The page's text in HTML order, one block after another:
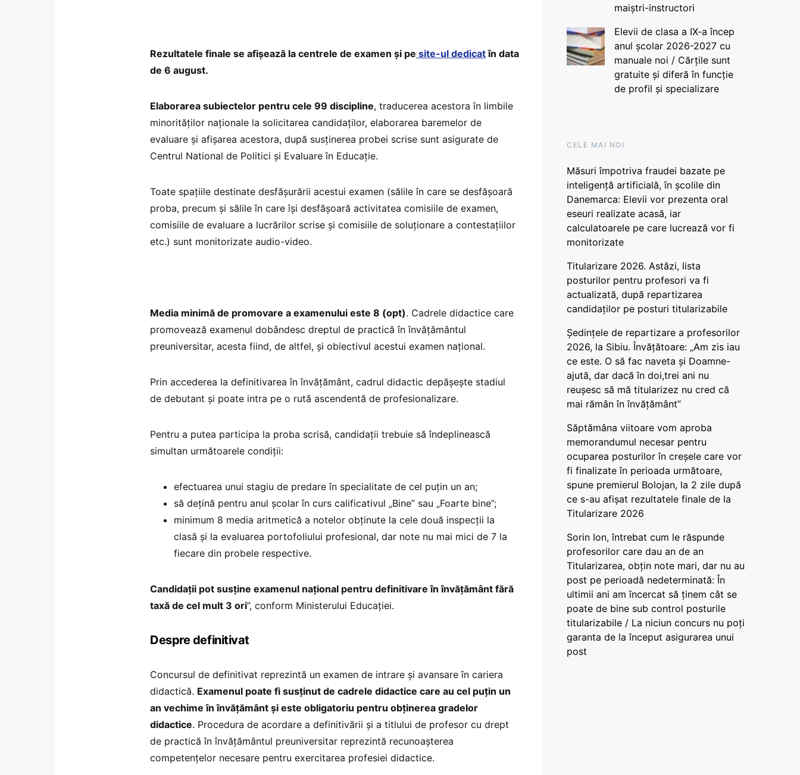
Rezultatele finale se afișează la centrele de examen și pe site-ul dedicatîn data
de 6 august.
Elaborarea subiectelor pentru cele 99 discipline, traducerea acestora în limbile
minorităților naționale la solicitarea candidaților, elaborarea baremelor de
evaluare și afișarea acestora, după susținerea probei scrise sunt asigurate de
Centrul National de Politici și Evaluare în Educație.
Toate spațiile destinate desfășurării acestui examen (sălile în care se desfășoară
proba, precum și sălile în care își desfășoară activitatea comisiile de examen,
comisiile de evaluare a lucrărilor scrise și comisiile de soluționare a contestațiilor
etc.) sunt monitorizate audio-video.
Media minimă de promovare a examenului este 8 (opt). Cadrele didactice care
promovează examenul dobândesc dreptul de practică în învăţământul
preuniversitar, acesta fiind, de altfel, și obiectivul acestui examen național.
Prin accederea la definitivarea în învățământ, cadrul didactic depășește stadiul
de debutant și poate intra pe o rută ascendentă de profesionalizare.
Pentru a putea participa la proba scrisă, candidații trebuie să îndeplinească
simultan următoarele condiții:
efectuarea unui stagiu de predare în specialitate de cel puţin un an;
să dețină pentru anul şcolar în curs calificativul „Bine” sau „Foarte bine”;
minimum 8 media aritmetică a notelor obținute la cele două inspecții la
clasă și la evaluarea portofoliului profesional, dar note nu mai mici de 7 la
fiecare din probele respective.
Candidaţii pot susţine examenul naţional pentru definitivare în învăţământ fără
taxă de cel mult 3 ori”, conform Ministerului Educației.
Despre definitivat
Concursul de definitivat reprezintă un examen de intrare și avansare în cariera
didactică. Examenul poate fi susținut de cadrele didactice care au cel puțin un
an vechime în învățământ și este obligatoriu pentru obținerea gradelor
didactice. Procedura de acordare a definitivării și a titlului de profesor cu drept
de practică în învățământul preuniversitar reprezintă recunoașterea
competențelor necesare pentru exercitarea profesiei didactice.
maiștri-instructori
Elevii de clasa a IX-a încep
anul școlar 2026-2027 cu
manuale noi / Cărțile sunt
gratuite și diferă în funcție
de profil și specializare
CELE MAI NOI
Măsuri împotriva fraudei bazate pe
inteligență artificială, în școlile din
Danemarca: Elevii vor prezenta oral
eseuri realizate acasă, iar
calculatoarele pe care lucrează vor fi
monitorizate
Titularizare 2026. Astăzi, lista
posturilor pentru profesori va fi
actualizată, după repartizarea
candidaților pe posturi titularizabile
Ședințele de repartizare a profesorilor
2026, la Sibiu. Învățătoare: „Am zis iau
ce este. O să fac naveta și Doamne-
ajută, dar dacă în doi,trei ani nu
reușesc să mă titularizez nu cred că
mai rămân în învățământ”
Săptămâna viitoare vom aproba
memorandumul necesar pentru
ocuparea posturilor în creșele care vor
fi finalizate în perioada următoare,
spune premierul Bolojan, la 2 zile după
ce s-au afișat rezultatele finale de la
Titularizare 2026
Sorin Ion, întrebat cum le răspunde
profesorilor care dau an de an
Titularizarea, obțin note mari, dar nu au
post pe perioadă nedeterminată: În
ultimii ani am încercat să ținem cât se
poate de bine sub control posturile
titularizabile / La niciun concurs nu poți
garanta de la început asigurarea unui
post